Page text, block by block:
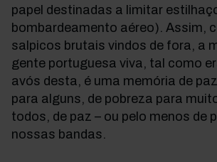
papel destinadas a limitar
bombardeamento aéreo). Assim,
salpicos brutais vindos de fora, a
gente portuguesa viva, tal como
avós desta, é uma memória de
para alguns, de pobreza para
todos, de paz – ou pelo menos de
nossas bandas.